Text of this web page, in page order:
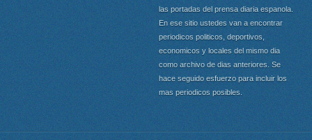
las portadas del prensa diaria espanola.
En ese sitio ustedes van a encontrar
periodicos politicos, deportivos,
economicos y locales del mismo dia
como archivo de dias anteriores. Se
hace seguido esfuerzo para incluir los
mas periodicos posibles.